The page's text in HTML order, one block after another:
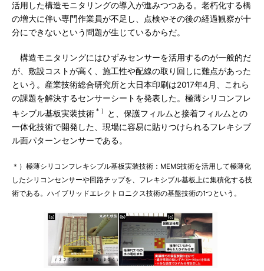
活用した構造モニタリングの導入が進みつつある。老朽化する橋
の増大に伴い専門作業員が不足し、点検やその後の経過観察が十
分にできないという問題が生じているからだ。
構造モニタリングにはひずみセンサーを活用するのが一般的だ
が、敷設コストが高く、施工性や配線の取り回しに難点があった
という。産業技術総合研究所と大日本印刷は2017年4月、これら
の課題を解決するセンサーシートを発表した。極薄シリコンフレ
キシブル基板実装技術 ＊）
と、保護フィルムと接着フィルムとの
一体化技術で開発した、現場に容易に貼りつけられるフレキシブ
ル面パターンセンサーである。
＊）極薄シリコンフレキシブル基板実装技術：MEMS技術を活用して極薄化
したシリコンセンサーや回路チップを、フレキシブル基板上に集積化する技
術である。ハイブリッドエレクトロニクス技術の基盤技術の1つという。